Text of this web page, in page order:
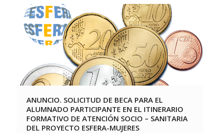
ANUNCIO. SOLICITUD DE BECA PARA EL
ALUMNADO PARTICIPANTE EN EL ITINERARIO
FORMATIVO DE ATENCIÓN SOCIO – SANITARIA
DEL PROYECTO ESFERA-MUJERES